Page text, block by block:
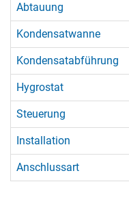
Abtauung
Kondensatwanne
Kondensatabführung
Hygrostat
Steuerung
Installation
Anschlussart